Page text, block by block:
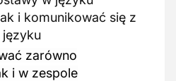
i komunikować się z
zarówno
i w zespole